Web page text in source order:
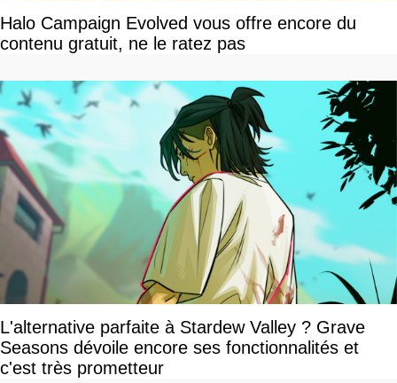
Halo Campaign Evolved vous offre encore du
contenu gratuit, ne le ratez pas
L'alternative parfaite à Stardew Valley ? Grave
Seasons dévoile encore ses fonctionnalités et
c'est très prometteur